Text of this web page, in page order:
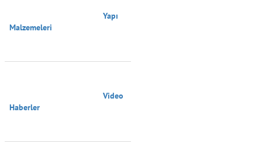
Malzemeleri
Haberler